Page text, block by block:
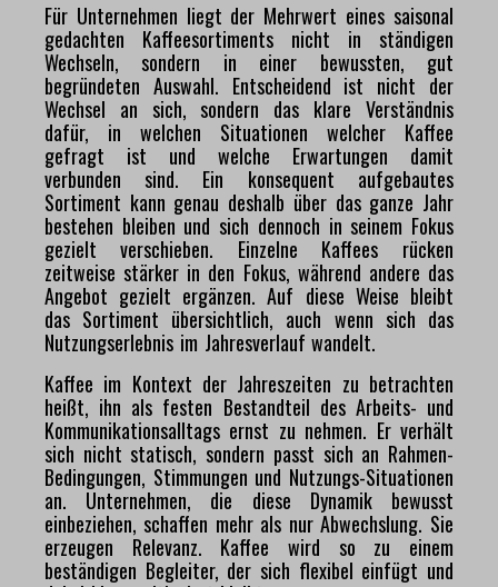
Für Unternehmen liegt der Mehrwert eines saisonal
gedachten Kaffeesortiments nicht in ständigen
Wechseln, sondern in einer bewussten, gut
begründeten Auswahl. Entscheidend ist nicht der
Wechsel an sich, sondern das klare Verständnis
dafür, in welchen Situationen welcher Kaffee
gefragt ist und welche Erwartungen damit
verbunden sind. Ein konsequent aufgebautes
Sortiment kann genau deshalb über das ganze Jahr
bestehen bleiben und sich dennoch in seinem Fokus
gezielt verschieben. Einzelne Kaffees rücken
zeitweise stärker in den Fokus, während andere das
Angebot gezielt ergänzen. Auf diese Weise bleibt
das Sortiment übersichtlich, auch wenn sich das
Nutzungserlebnis im Jahresverlauf wandelt.
Kaffee im Kontext der Jahreszeiten zu betrachten
heißt, ihn als festen Bestandteil des Arbeits- und
Kommunikationsalltags ernst zu nehmen. Er verhält
sich nicht statisch, sondern passt sich an Rahmen-
Bedingungen, Stimmungen und Nutzungs-Situationen
an. Unternehmen, die diese Dynamik bewusst
einbeziehen, schaffen mehr als nur Abwechslung. Sie
erzeugen Relevanz. Kaffee wird so zu einem
beständigen Begleiter, der sich flexibel einfügt und